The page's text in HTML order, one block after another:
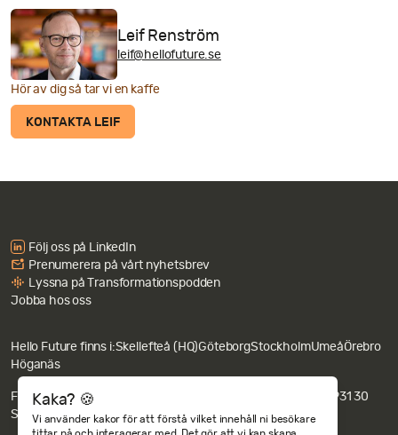
Hör av dig så tar vi en kaffe
KONTAKTA LEIF
Leif Renström
leif@hellofuture.se
Följ oss på LinkedIn
Prenumerera på vårt nyhetsbrev
Lyssna på Transformationspodden
Jobba hos oss
Hello Future finns i:Skellefteå (HQ)GöteborgStockholmUmeåÖrebro
Höganäs
Fakturaadress: Hello Future AB c/o Revideco, Nygatan 67, 931 30
Skellefteå.
Integritets- och cookiepolicy
Kaka? 🍪
Vi använder kakor för att förstå vilket innehåll ni besökare